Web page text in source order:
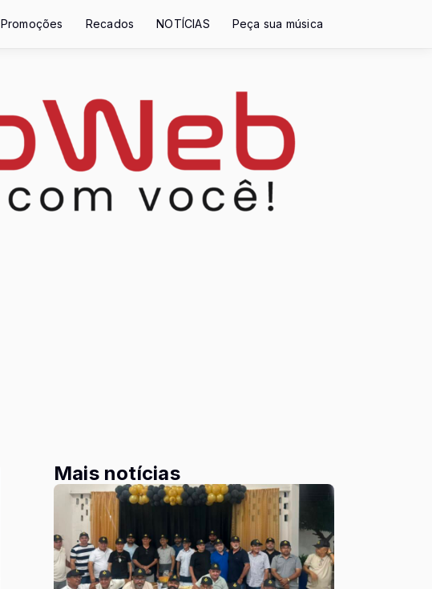
Promoções Recados NOTÍCIAS Peça sua música
Mais notícias